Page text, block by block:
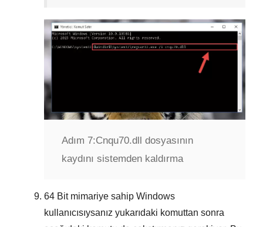
Adım 7:Cnqu70.dll dosyasının
kaydını sistemden kaldırma
64 Bitmimariye sahip Windows
kullanıcısıysanız yukarıdaki komuttan sonra